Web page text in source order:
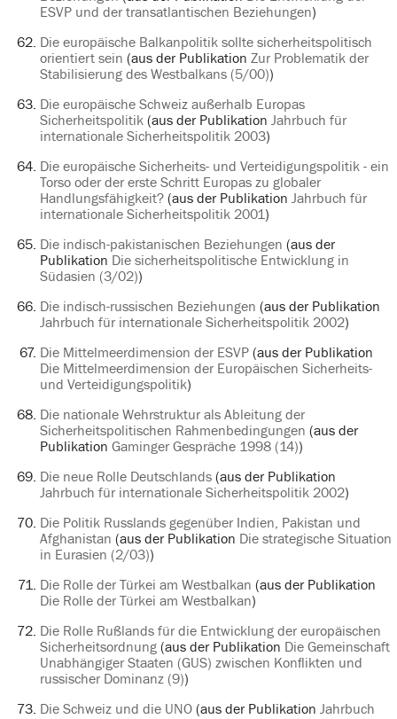
ESVP und der transatlantischen Beziehungen)
Die europäische Balkanpolitik sollte sicherheitspolitisch
orientiert sein (aus der Publikation Zur Problematik der
Stabilisierung des Westbalkans (5/00))
Die europäische Schweiz außerhalb Europas
Sicherheitspolitik (aus der Publikation Jahrbuch für
internationale Sicherheitspolitik 2003)
Die europäische Sicherheits- und Verteidigungspolitik - ein
Torso oder der erste Schritt Europas zu globaler
Handlungsfähigkeit?(aus der Publikation Jahrbuch für
internationale Sicherheitspolitik 2001 )
Die indisch-pakistanischen Beziehungen (aus der
Publikation Die sicherheitspolitische Entwicklung in
Südasien (3/02))
Die indisch-russischen Beziehungen (aus der Publikation
Jahrbuch für internationale Sicherheitspolitik 2002)
Die Mittelmeerdimension der ESVP(aus der Publikation
Die Mittelmeerdimension der Europäischen Sicherheits-
und Verteidigungspolitik)
Die nationale Wehrstruktur als Ableitung der
Sicherheitspolitischen Rahmenbedingungen (aus der
Publikation Gaminger Gespräche 1998 (14))
Die neue Rolle Deutschlands(aus der Publikation
Jahrbuch für internationale Sicherheitspolitik 2002)
Die Politik Russlands gegenüber Indien, Pakistan und
Afghanistan (aus der Publikation Die strategische Situation
in Eurasien (2/03))
Die Rolle der Türkei am Westbalkan (aus der Publikation
Die Rolle der Türkei am Westbalkan)
Die Rolle Rußlands für die Entwicklung der europäischen
Sicherheitsordnung(aus der Publikation Die Gemeinschaft
Unabhängiger Staaten (GUS) zwischen Konflikten und
russischer Dominanz (9))
Die Schweiz und die UNO(aus der Publikation Jahrbuch